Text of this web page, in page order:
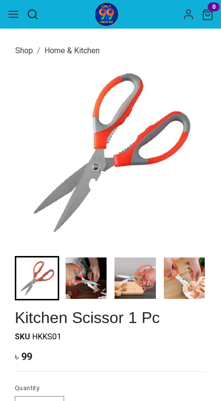
0
Shop Home & Kitchen
Kitchen Scissor 1 Pc
SKU HKKS01
৳ 99
Quantity